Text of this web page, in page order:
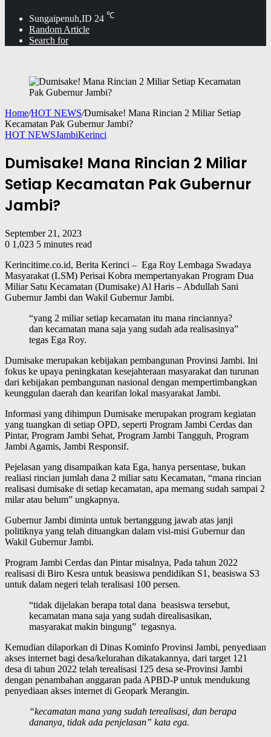
Sungaipenuh,ID 24 ℃
Random Article
Search for
Home/HOT NEWS/Dumisake! Mana Rincian 2 Miliar Setiap
Kecamatan Pak Gubernur Jambi?
HOT NEWSJambiKerinci
Dumisake! Mana Rincian 2 Miliar
Setiap Kecamatan Pak Gubernur
Jambi?
September 21, 2023
0 1,023 5 minutes read
Kerincitime.co.id, Berita Kerinci – Ega Roy Lembaga Swadaya
Masyarakat (LSM) Perisai Kobra mempertanyakan Program Dua
Miliar Satu Kecamatan (Dumisake) Al Haris – Abdullah Sani
Gubernur Jambi dan Wakil Gubernur Jambi.
“yang 2 miliar setiap kecamatan itu mana rinciannya?
dan kecamatan mana saja yang sudah ada realisasinya”
tegas Ega Roy.
Dumisake merupakan kebijakan pembangunan Provinsi Jambi. Ini
fokus ke upaya peningkatan kesejahteraan masyarakat dan turunan
dari kebijakan pembangunan nasional dengan mempertimbangkan
keunggulan daerah dan kearifan lokal masyarakat Jambi.
Informasi yang dihimpun Dumisake merupakan program kegiatan
yang tuangkan di setiap OPD, seperti Program Jambi Cerdas dan
Pintar, Program Jambi Sehat, Program Jambi Tangguh, Program
Jambi Agamis, Jambi Responsif.
Pejelasan yang disampaikan kata Ega, hanya persentase, bukan
realiasi rincian jumlah dana 2 miliar satu Kecamatan, “mana rincian
realisasi dumisake di setiap kecamatan, apa memang sudah sampai 2
milar atau belum” ungkapnya.
Gubernur Jambi diminta untuk bertanggung jawab atas janji
politiknya yang telah dituangkan dalam visi-misi Gubernur dan
Wakil Gubernur Jambi.
Program Jambi Cerdas dan Pintar misalnya, Pada tahun 2022
realisasi di Biro Kesra untuk beasiswa pendidikan S1, beasiswa S3
untuk dalam negeri telah teralisasi 100 persen.
“tidak dijelakan berapa total dana beasiswa tersebut,
kecamatan mana saja yang sudah direalisasikan,
masyarakat makin bingung” tegasnya.
Kemudian dilaporkan di Dinas Kominfo Provinsi Jambi, penyediaan
akses internet bagi desa/kelurahan dikatakannya, dari target 121
desa di tahun 2022 telah terealisasi 125 desa se-Provinsi Jambi
dengan penambahan anggaran pada APBD-P untuk mendukung
penyediaan akses internet di Geopark Merangin.
“kecamatan mana yang sudah terealisasi, dan berapa
dananya, tidak ada penjelasan” kata ega.